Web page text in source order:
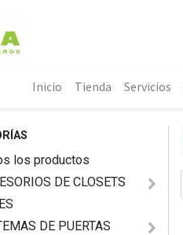
Inicio Tienda Servicios
los productos
DE CLOSETS
DE PUERTAS